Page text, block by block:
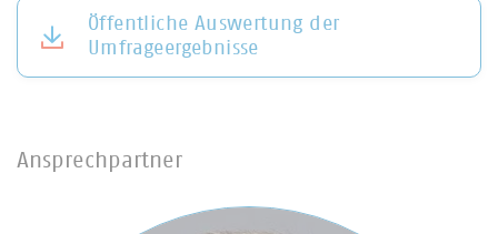
Öffentliche Auswertung der
Umfrageergebnisse
Ansprechpartner